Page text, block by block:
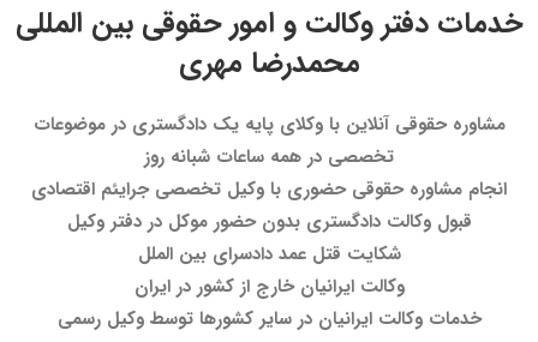
خدمات دفتر وکالت و امور حقوقی بین المللی
محمدرضا مهری
مشاوره حقوقی آنلاین با وکلای پایه یک دادگستری در موضوعات
تخصصی در همه ساعات شبانه روز
انجام مشاوره حقوقی حضوری با وکیل تخصصی جرایئم اقتصادی
قبول وکالت دادگستری بدون حضور موکل در دفتر وکیل
شکایت قتل عمد دادسرای بین الملل
وکالت ایرانیان خارج از کشور در ایران
خدمات وکالت ایرانیان در سایر کشورها توسط وکیل رسمی